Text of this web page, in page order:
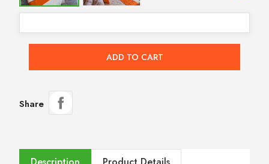
ADD TO CART
Share